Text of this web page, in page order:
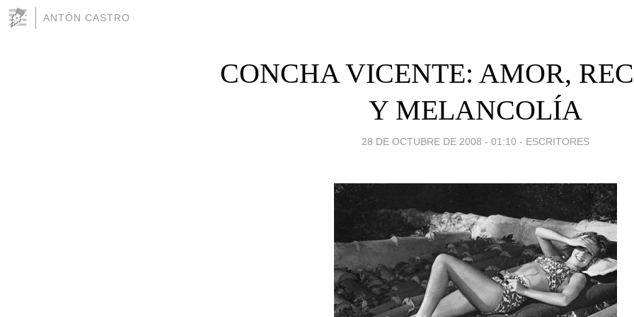
ANTÓN CASTRO
CONCHA VICENTE: AMOR,
Y MELANCOLÍA
28 DE OCTUBRE DE 2008 - 01:10 - ESCRITORES